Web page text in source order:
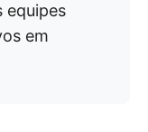
equipes
em